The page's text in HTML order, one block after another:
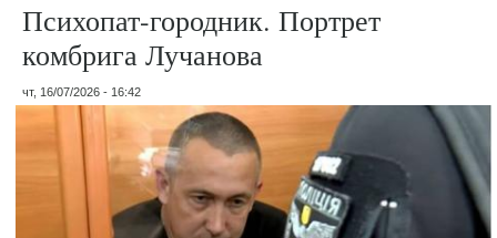
Психопат-городник. Портрет
комбрига Лучанова
чт, 16/07/2026 - 16:42